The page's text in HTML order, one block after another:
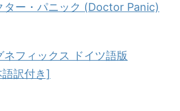
ター・パニック (Doctor Panic)
フィックス ドイツ語版
訳付き]